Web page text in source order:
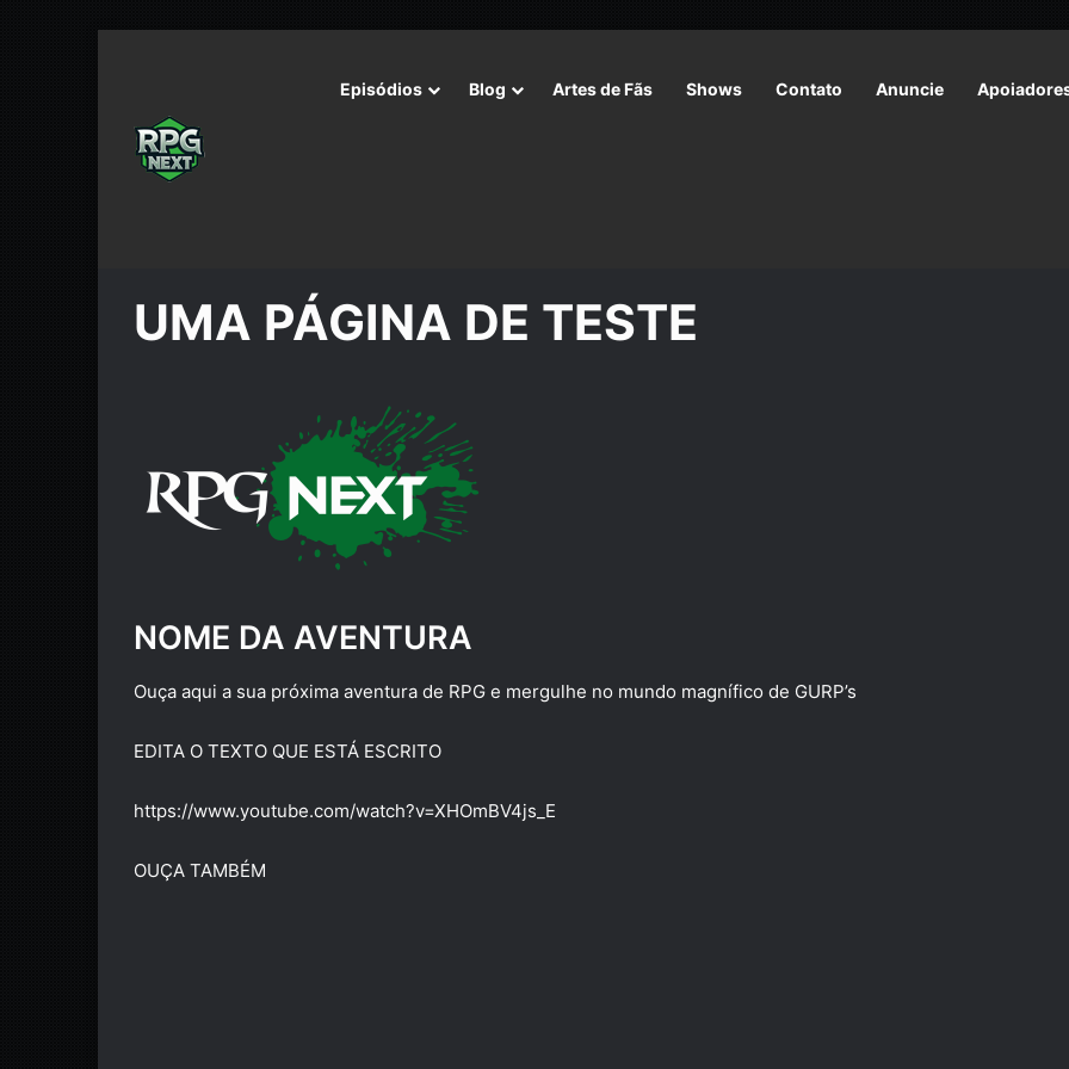
Episódios Blog Artes de Fãs Shows Contato Anuncie
UMA PÁGINA DE TESTE
NOME DA AVENTURA
Ouça aqui a sua próxima aventura de RPG e mergulhe no mundo magnífico de GURP’s
EDITA O TEXTO QUE ESTÁ ESCRITO
https://www.youtube.com/watch?v=XHOmBV4js_E
OUÇA TAMBÉM